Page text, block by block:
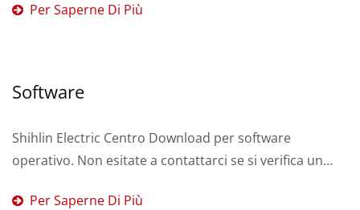
Per Saperne Di Più
Software
Shihlin Electric Centro Download per software
operativo. Non esitate a contattarci se si verifica un
Per Saperne Di Più